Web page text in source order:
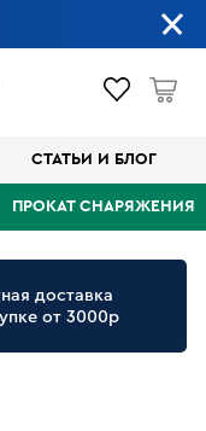
СТАТЬИ И БЛОГ
ПРОКАТ СНАРЯЖЕНИЯ
доставка
от 3000р